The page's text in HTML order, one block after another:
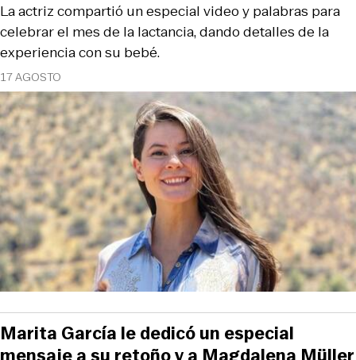
17 AGOSTO
La actriz compartió un especial video y palabras para
celebrar el mes de la lactancia, dando detalles de la
experiencia con su bebé.
Marita García le dedicó un especial